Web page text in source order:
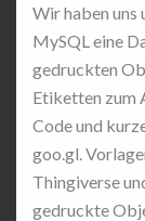
Wir haben
MySQL eine
gedruckten
Etiketten zum
Code und
goo.gl.
Thingiverse
gedruckte